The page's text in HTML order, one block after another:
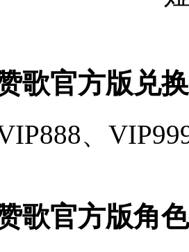
歌官方版兑
、
歌官方版角